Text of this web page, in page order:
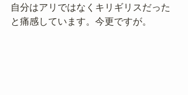
自分はアリではなくキリギリスだった
と痛感しています。今更ですが。